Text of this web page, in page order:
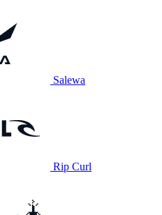
Salewa
Rip Curl